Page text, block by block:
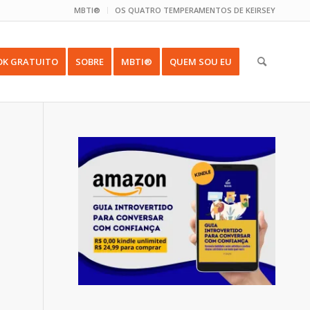
MBTI® OS QUATRO TEMPERAMENTOS DE KEIRSEY
GRATUITO SOBRE MBTI® QUEM SOU EU